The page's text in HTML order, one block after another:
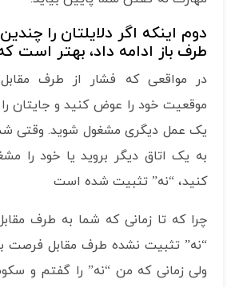
دوم اینکه اگر دلایلتان را
طرف باز ادامه داد، بهتر است
در مواقعی که فشار از طرف
موقعیت خود را عوض کنید و جایتان
یک عمل دیگری مشغول شوید. وقتی
به یک اتاق دیگر بروید یا خود را
کنید، “نه” تثبیت شده است
چرا که تا زمانی که شما به طرف
“نه” تثبیت نشده طرف مقابل فرصت
ولی زمانی که من “نه” را گفتم و